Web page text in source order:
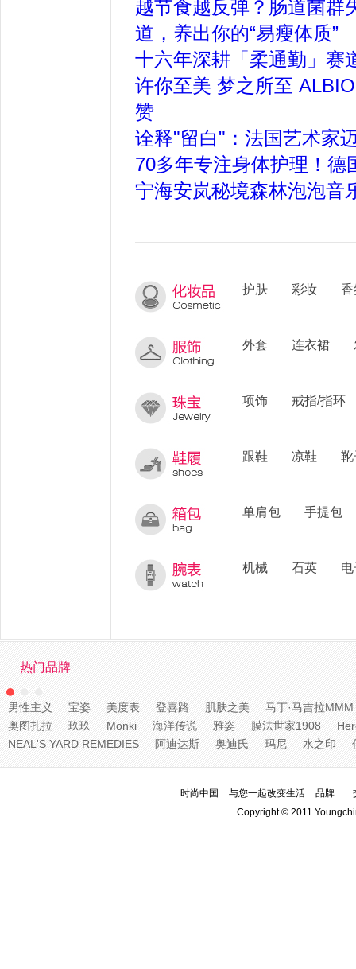
越节食越反弹？肠道菌群
道，养出你的“易瘦体质”
十六年深耕「柔通勤」赛
许你至美 梦之所至
赞
诠释"留白"：法国艺术家
70多年专注身体护理！
宁海安岚秘境森林泡泡音
护肤 彩妆 香
外套 连衣裙
项饰 戒指/指环
跟鞋 凉鞋 靴
单肩包 手提包
机械 石英
热门品牌
男性主义 宝姿 美度表 登喜路 肌肤之美
马丁·马吉拉MMM
奥图扎拉
玖玖 Monki 海洋传说 雅姿 膜法世家1908
NEAL'S YARD REMEDIES
阿迪达斯 奥迪氏 玛尼 水之印
时尚中国 与您一起改变生活 品牌
Copyright © 2011